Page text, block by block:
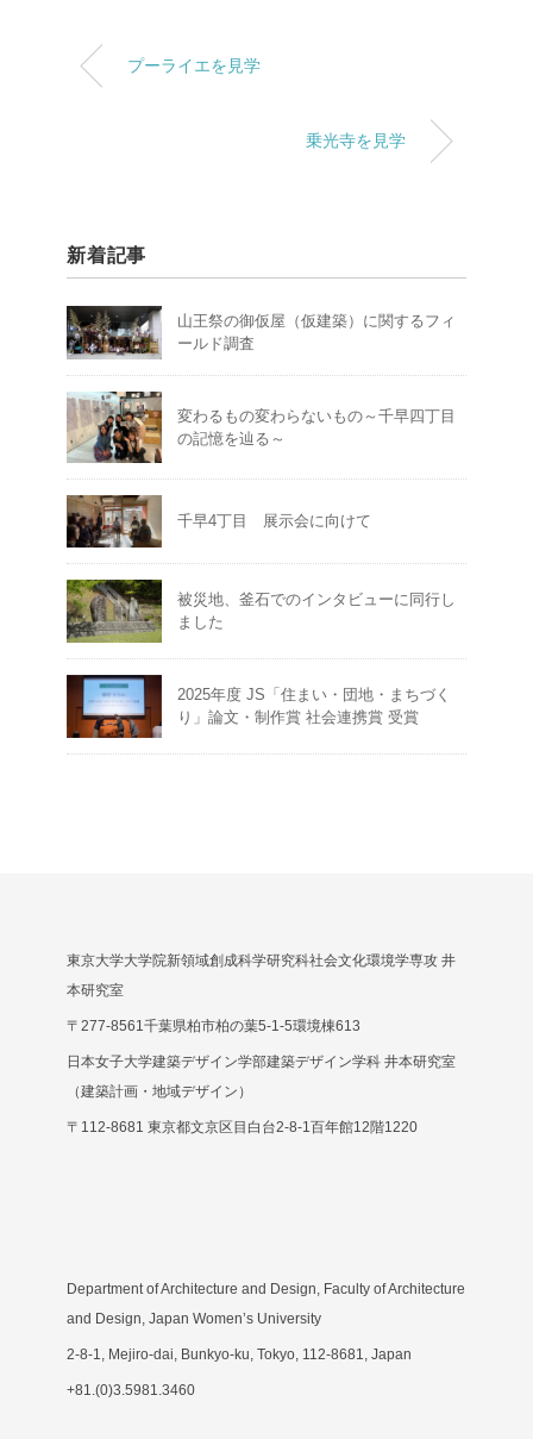
プーライエを見学
乗光寺を見学
新着記事
山王祭の御仮屋（仮建築）に関するフィ
ールド調査
変わるもの変わらないもの～千早四丁目
の記憶を辿る～
千早4丁目 展示会に向けて
被災地、釜石でのインタビューに同行し
ました
2025年度 JS「住まい・団地・まちづく
り」論文・制作賞 社会連携賞 受賞
東京大学大学院新領域創成科学研究科社会文化環境学専攻 井
本研究室
〒277-8561千葉県柏市柏の葉5-1-5環境棟613
日本女子大学建築デザイン学部建築デザイン学科 井本研究室
（建築計画・地域デザイン）
〒112-8681 東京都文京区目白台2-8-1百年館12階1220
Department of Architecture and Design, Faculty of Architecture
and Design, Japan Women’s University
2-8-1, Mejiro-dai, Bunkyo-ku, Tokyo, 112-8681, Japan
+81.(0)3.5981.3460